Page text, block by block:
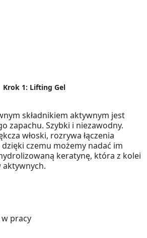
Krok 1: Lifting Gel
składnikiem aktywnym jest
zapachu. Szybki i niezawodny.
włoski, rozrywa łączenia
czemu możemy nadać im
keratynę, która z kolei
aktywnych.
pracy